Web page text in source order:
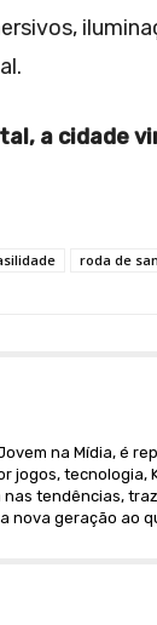
a cidade
roda de
na Mídia, é
jogos, tecnologia,
tendências,
nova geração ao